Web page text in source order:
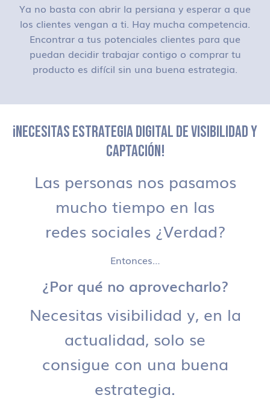
Ya no basta con abrir la persiana y esperar a que
los clientes vengan a ti. Hay mucha competencia.
Encontrar a tus potenciales clientes para que
puedan decidir trabajar contigo o comprar tu
producto es difícil sin una buena estrategia.
¡NECESITAS ESTRATEGIA DIGITAL DE VISIBILIDAD Y
CAPTACIÓN!
Las personas nos pasamos
mucho tiempo en las
redes sociales ¿Verdad?
Entonces…
¿Por qué no aprovecharlo?
Necesitas visibilidad y, en la
actualidad, solo se
consigue con una buena
estrategia.